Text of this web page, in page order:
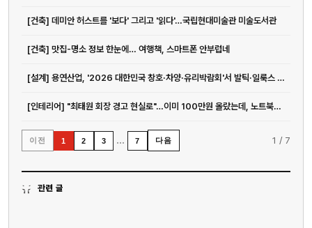
[건축] 데미안 허스트를 '보다' 그리고 '읽다'…국립현대미술관 미술도서관
[건축] 맛집-명소 정보 한눈에… 여행책, 스마트폰 안부럽네
[설계] 용연산업, '2026 대한민국 창호·차양·유리박람회'서 발틱·일룩스 제품...
[인테리어] "최태원 회장 경고 현실로"…이미 100만원 올랐는데, 노트북값 더 오른다고?
이전 1 2 3 … 7 다음 1 / 7
관련 글